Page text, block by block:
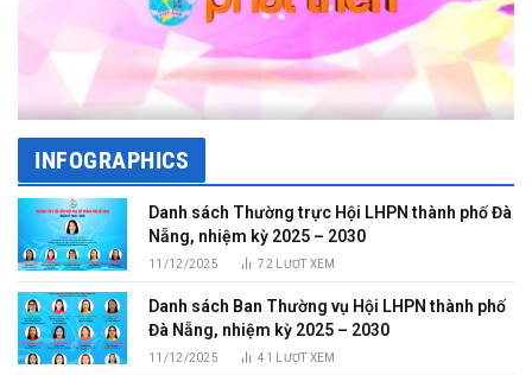
INFOGRAPHICS
Danh sách Thường trực Hội LHPN thành phố Đà
Nẵng, nhiệm kỳ 2025 – 2030
11/12/2025 72 LƯỢT XEM
Danh sách Ban Thường vụ Hội LHPN thành phố
Đà Nẵng, nhiệm kỳ 2025 – 2030
11/12/2025 41 LƯỢT XEM